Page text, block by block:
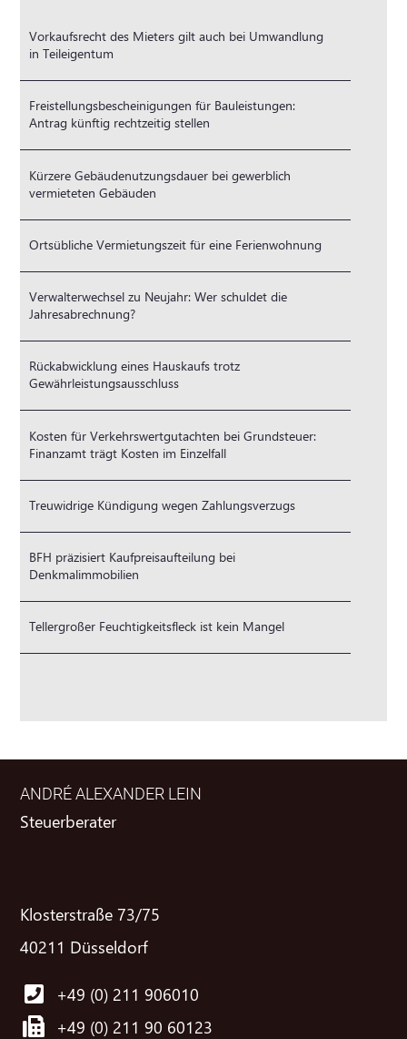
Vorkaufsrecht des Mieters gilt auch bei Umwandlung
in Teileigentum
Freistellungsbescheinigungen für Bauleistungen:
Antrag künftig rechtzeitig stellen
Kürzere Gebäudenutzungsdauer bei gewerblich
vermieteten Gebäuden
Ortsübliche Vermietungszeit für eine Ferienwohnung
Verwalterwechsel zu Neujahr: Wer schuldet die
Jahresabrechnung?
Rückabwicklung eines Hauskaufs trotz
Gewährleistungsausschluss
Kosten für Verkehrswertgutachten bei Grundsteuer:
Finanzamt trägt Kosten im Einzelfall
Treuwidrige Kündigung wegen Zahlungsverzugs
BFH präzisiert Kaufpreisaufteilung bei
Denkmalimmobilien
Tellergroßer Feuchtigkeitsfleck ist kein Mangel
ANDRÉ ALEXANDER LEIN
Steuerberater
Klosterstraße 73/75
40211 Düsseldorf
+49 (0) 211 906010
+49 (0) 211 90 60123